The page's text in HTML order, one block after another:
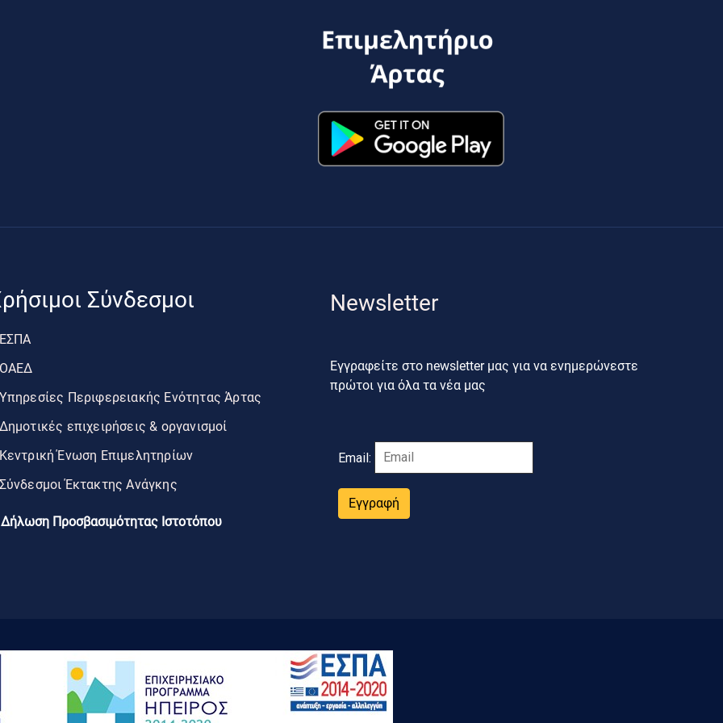
Σύνδεσμοι
Περιφερειακής Ενότητας Άρτας
επιχειρήσεις & οργανισμοί
Ένωση Επιμελητηρίων
Έκτακτης Ανάγκης
Δήλωση Προσβασιμότητας Ιστοτόπου
Newsletter
Εγγραφείτε στο newsletter μας για να ενημερώνεστε
πρώτοι για όλα τα νέα μας
Email:
Εγγραφή